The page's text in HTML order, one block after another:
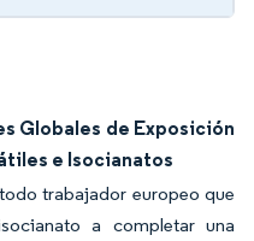
Globales de Exposición
e Isocianatos
trabajador europeo que
a completar una